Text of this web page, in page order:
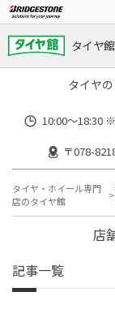
タイヤ
タイヤ
10:00～18:30
〒078-
タイヤ・ホイール専門
店のタイヤ館
店
記事一覧